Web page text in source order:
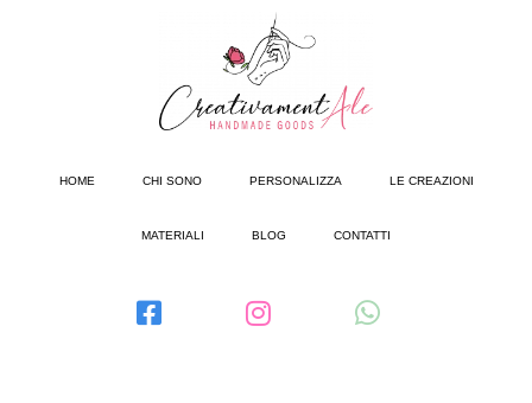
HOME CHI SONO PERSONALIZZA LE CREAZIONI
MATERIALI BLOG CONTATTI